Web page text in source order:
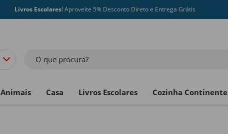
Livros Escolares! Aproveite 5% Desconto Direto e Entrega Grátis
O que procura?
Animais Casa Livros Escolares Cozinha Continente